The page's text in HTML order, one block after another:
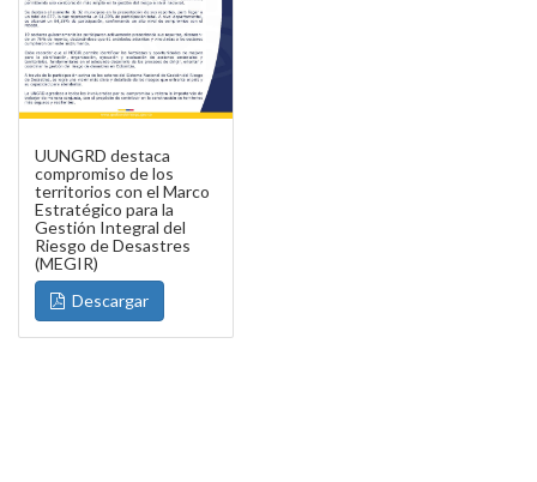
UUNGRD destaca
compromiso de los
territorios con el Marco
Estratégico para la
Gestión Integral del
Riesgo de Desastres
(MEGIR)
Descargar